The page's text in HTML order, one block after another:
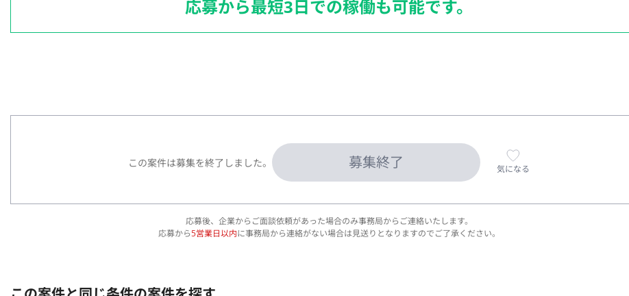
応募から最短3日での稼働も可能です。
この案件は募集を終了しました。 募集終了 気になる
応募後、企業からご面談依頼があった場合のみ事務局からご連絡いたします。
応募から5営業日以内に事務局から連絡がない場合は見送りとなりますのでご了承ください。